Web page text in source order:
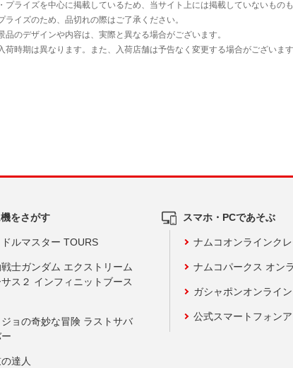
をさがす
ルマスター TOURS
士ガンダム エクストリーム
ス２ インフィニットブース
ョの奇妙な冒険 ラストサバ
達人
スマホ・PCであそぶ
ナムコオンラインク
ナムコパークス オン
ガシャポンオンライン
公式スマートフォンア